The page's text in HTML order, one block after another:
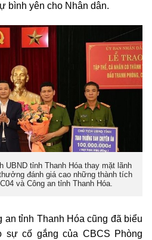
bình yên cho Nhân dân.
UBND tỉnh Thanh Hóa thay mặt lãnh
đánh giá cao những thành tích
và Công an tỉnh Thanh Hóa.
an tỉnh Thanh Hóa cũng đã biểu
sự cố gắng của CBCS Phòng